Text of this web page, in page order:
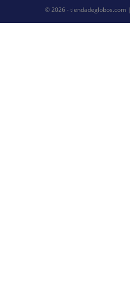
© 2026 - tiendadeglobos.com |